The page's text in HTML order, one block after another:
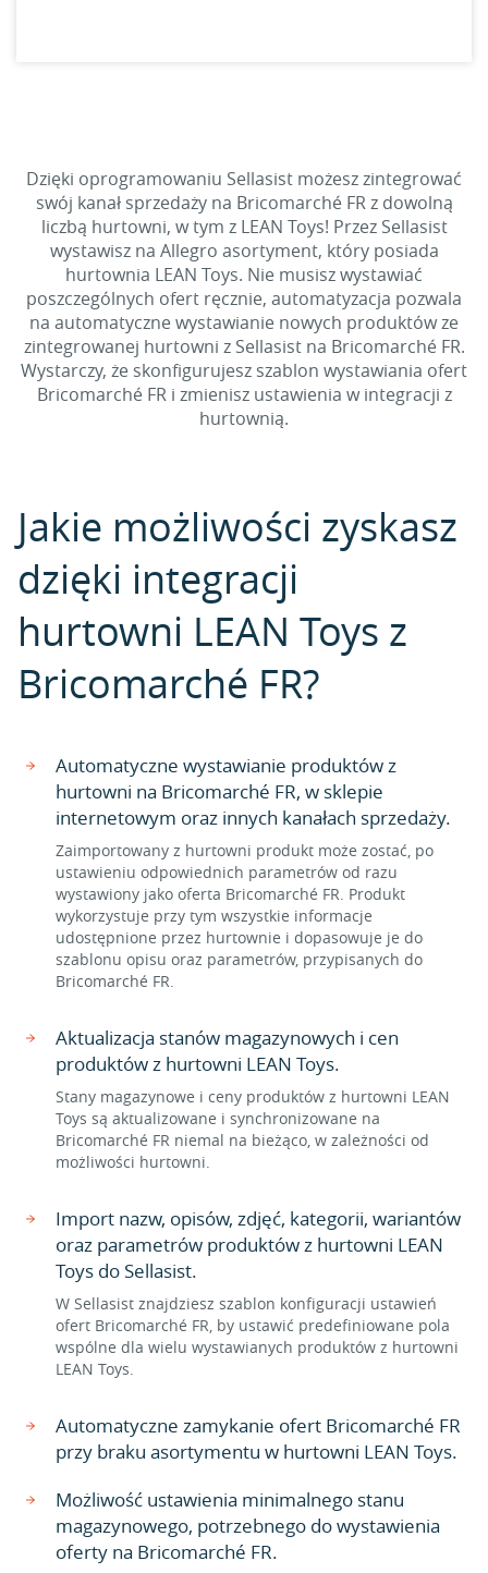
Dzięki oprogramowaniu Sellasist możesz zintegrować
swój kanał sprzedaży na Bricomarché FR z dowolną
liczbą hurtowni, w tym z LEAN Toys! Przez Sellasist
wystawisz na Allegro asortyment, który posiada
hurtownia LEAN Toys. Nie musisz wystawiać
poszczególnych ofert ręcznie, automatyzacja pozwala
na automatyczne wystawianie nowych produktów ze
zintegrowanej hurtowni z Sellasist na Bricomarché FR.
Wystarczy, że skonfigurujesz szablon wystawiania ofert
Bricomarché FR i zmienisz ustawienia w integracji z
hurtownią.
Jakie możliwości zyskasz
dzięki integracji
hurtowni LEAN Toys z
Bricomarché FR?
Automatyczne wystawianie produktów z
hurtowni na Bricomarché FR, w sklepie
internetowym oraz innych kanałach sprzedaży.
Zaimportowany z hurtowni produkt może zostać, po
ustawieniu odpowiednich parametrów od razu
wystawiony jako oferta Bricomarché FR. Produkt
wykorzystuje przy tym wszystkie informacje
udostępnione przez hurtownie i dopasowuje je do
szablonu opisu oraz parametrów, przypisanych do
Bricomarché FR.
Aktualizacja stanów magazynowych i cen
produktów z hurtowni LEAN Toys.
Stany magazynowe i ceny produktów z hurtowni LEAN
Toys są aktualizowane i synchronizowane na
Bricomarché FR niemal na bieżąco, w zależności od
możliwości hurtowni.
Import nazw, opisów, zdjęć, kategorii, wariantów
oraz parametrów produktów z hurtowni LEAN
Toys do Sellasist.
W Sellasist znajdziesz szablon konfiguracji ustawień
ofert Bricomarché FR, by ustawić predefiniowane pola
wspólne dla wielu wystawianych produktów z hurtowni
LEAN Toys.
Automatyczne zamykanie ofert Bricomarché FR
przy braku asortymentu w hurtowni LEAN Toys.
Możliwość ustawienia minimalnego stanu
magazynowego, potrzebnego do wystawienia
oferty na Bricomarché FR.